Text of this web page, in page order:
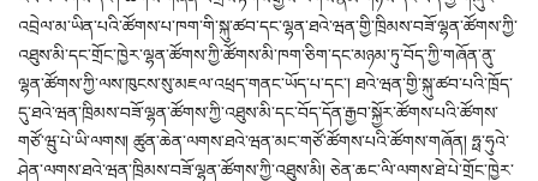
འབྲེལ་མ་ཡིན་པའི་ཚོགས་པ་ཁག་གི་སྐུ་ཚབ་དང་ལྷན་ཐའེ་ཝན་གྱི་ཁྲིམས་བཟོ་ལྷན་ཚོགས་ཀྱི་
འཐུས་མི་དང་གྲོང་ཁྱེར་ལྷན་ཚོགས་ཀྱི་ཚོགས་མི་ཁག་ཅིག་དང་མཉམ་ཏུ་བོད་ཀྱི་གཞོན་ནུ་
ལྷན་ཚོགས་ཀྱི་ལས་ཁུངས་སུ་མཇལ་འཕྲད་གནང་ཡོད་པ་དང་། ཐའེ་ཝན་གྱི་སྐུ་ཚབ་པའི་ཁྲོད་
དུ་ཐའེ་ཝན་ཁྲིམས་བཟོ་ལྷན་ཚོགས་ཀྱི་འཐུས་མི་དང་བོད་དོན་རྒྱབ་སྐྱོར་ཚོགས་པའི་ཚོགས་
གཙོ་ཝུ་པེ་ཡི་ལགས། ཚུན་ཆེན་ལགས་ཐའེ་ཝན་མང་གཙོ་ཚོགས་པའི་ཚོགས་གཞོན། ཧྥ་ཧུའེ་
ཤེན་ལགས་ཐའེ་ཝན་ཁྲིམས་བཟོ་ལྷན་ཚོགས་ཀྱི་འཐུས་མི། ཅེན་ཆང་ལི་ལགས་ཐེ་པེ་གྲོང་ཁྱེར་